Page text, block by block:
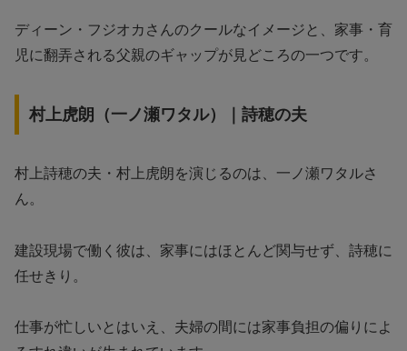
ディーン・フジオカさんのクールなイメージと、家事・育
児に翻弄される父親のギャップが見どころの一つです。
村上虎朗（一ノ瀬ワタル）｜詩穂の夫
村上詩穂の夫・村上虎朗を演じるのは、一ノ瀬ワタルさ
ん。
建設現場で働く彼は、家事にはほとんど関与せず、詩穂に
任せきり。
仕事が忙しいとはいえ、夫婦の間には家事負担の偏りによ